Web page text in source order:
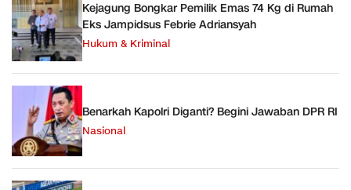
Kejagung Bongkar Pemilik Emas 74 Kg di Rumah
Eks Jampidsus Febrie Adriansyah
Hukum & Kriminal
Benarkah Kapolri Diganti? Begini Jawaban DPR RI
Nasional